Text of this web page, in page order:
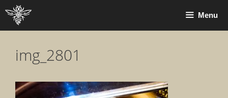
Přeskočit
na
obsah
Menu
img_2801